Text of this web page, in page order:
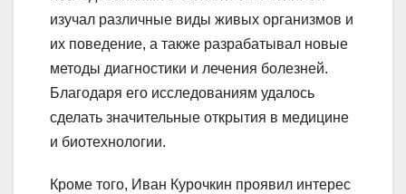
изучал различные виды живых организмов и
их поведение, а также разрабатывал новые
методы диагностики и лечения болезней.
Благодаря его исследованиям удалось
сделать значительные открытия в медицине
и биотехнологии.
Кроме того, Иван Курочкин проявил интерес